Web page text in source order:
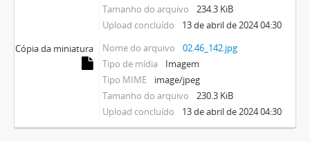
Tamanho do arquivo
234.3 KiB
Upload concluído
13 de abril de 2024 04:30
Cópia da miniatura
Nome do arquivo
02.46_142.jpg
Tipo de mídia
Imagem
Tipo MIME
image/jpeg
Tamanho do arquivo
230.3 KiB
Upload concluído
13 de abril de 2024 04:30